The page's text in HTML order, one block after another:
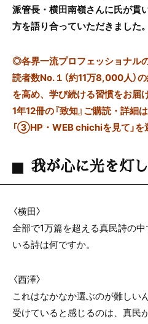
派管長・横田南嶺さんに氏が貫
方を語り合っていただきました。
◎各界一流プロフェッショナル
読者数No.１（約11万8,000人）
を高め、学び続ける習慣をお届
1年12冊の『致知』ご購読・詳細は
「③HP・WEB chichiを見て」を
我が心に光を灯
〈横田〉
全部で1万篇を超える真民詩の
いる詩は何ですか。
〈西澤〉
これはなかなか選ぶのが難しい
受けていると感じるのは、真民